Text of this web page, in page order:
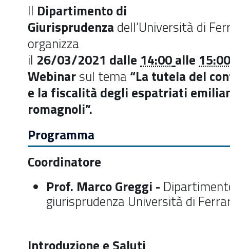
Il Dipartimento di
Giurisprudenza dell’Università di
organizza
il 26/03/2021 dalle 14:00alle 15:00
Webinarsul tema “La tutela del
e la fiscalità degli espatriati
romagnoli”.
Programma
Coordinatore
Prof. Marco Greggi -
giurisprudenza Università di